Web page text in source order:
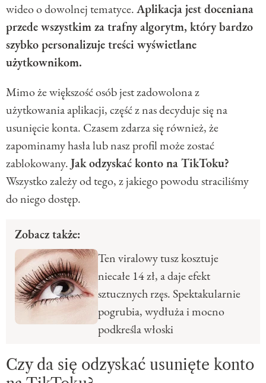
wideo o dowolnej tematyce.Aplikacja jest doceniana
przede wszystkim za trafny algorytm, który bardzo
szybko personalizuje treści wyświetlane
użytkownikom.
Mimo że większość osób jest zadowolona z
użytkowania aplikacji, część z nas decyduje się na
usunięcie konta. Czasem zdarza się również, że
zapominamy hasła lub nasz profil może zostać
zablokowany.Jak odzyskać konto na TikToku?
Wszystko zależy od tego, z jakiego powodu straciliśmy
do niego dostęp.
Zobacz także:
Ten viralowy tusz kosztuje
niecałe 14 zł, a daje efekt
sztucznych rzęs. Spektakularnie
pogrubia, wydłuża i mocno
podkreśla włoski
Czy da się odzyskać usunięte konto